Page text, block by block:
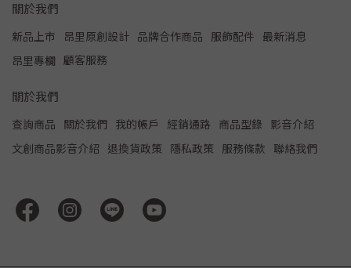
關於我們
新品上市 昂里原創設計 品牌合作商品 服飾配件
最新消息
昂里專欄
顧客服務
關於我們
查詢商品 關於我們 我的帳戶 經銷通路 商品型錄
影音介紹
文創商品影音介紹
退換貨政策 隱私政策 服務條款 聯絡我們